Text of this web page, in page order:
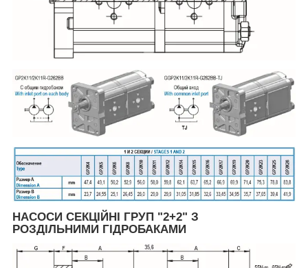
НАСОСИ СЕКЦІЙНІ ГРУП "2+2" З
РОЗДІЛЬНИМИ ГІДРОБАКАМИ